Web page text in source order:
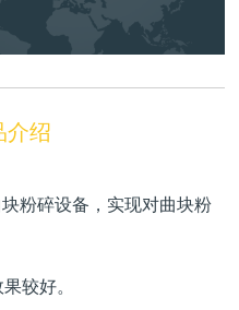
介绍
粉碎设备，实现对曲块粉
较好。